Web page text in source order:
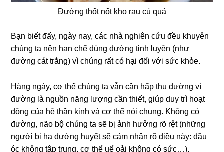
Đường thốt nốt kho rau củ quả
Bạn biết đấy, ngày nay, các nhà nghiên cứu đều khuyên
chúng ta nên hạn chế dùng đường tinh luyện (như
đường cát trắng) vì chúng rất có hại đối với sức khỏe.
Hàng ngày, cơ thể chúng ta vẫn cần hấp thu đường vì
đường là nguồn năng lượng cần thiết, giúp duy trì hoạt
động của hệ thần kinh và cơ thể nói chung. Không có
đường, não bộ chúng ta sẽ bị ảnh hưởng rõ rệt (những
người bị hạ đường huyết sẽ cảm nhận rõ điều này: đầu
óc không tập trung, cơ thể uể oải không có sức…).